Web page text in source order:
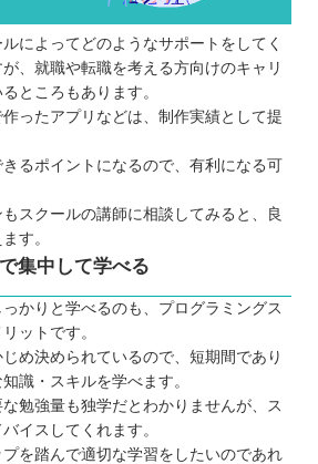
によってどのようなサポートをしてく
、就職や転職を考える方向けのキャリ
ところもあります。
ったアプリなどは、制作実績として提
るポイントになるので、有利になる可
スクールの講師に相談してみると、良
す。
集中して学べる
かりと学べるのも、プログラミングス
ットです。
め決められているので、短期間であり
識・スキルを学べます。
勉強量も独学だとわかりませんが、ス
イスしてくれます。
を踏んで適切な学習をしたいのであれ